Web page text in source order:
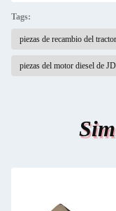
Tags:
piezas de recambio del
piezas del motor diesel de JD